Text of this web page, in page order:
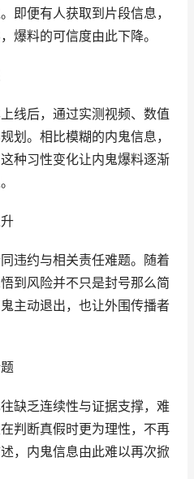
即便有人获取到片段信息，
爆料的可信度由此下降。
线后，通过实测视频、数值
划。相比模糊的内鬼信息，
种习性变化让内鬼爆料逐渐
违约与相关责任难题。随着
到风险并不只是封号那么简
主动退出，也让外围传播者
缺乏连续性与证据支撑，难
判断真假时更为理性，不再
，内鬼信息由此难以再次掀